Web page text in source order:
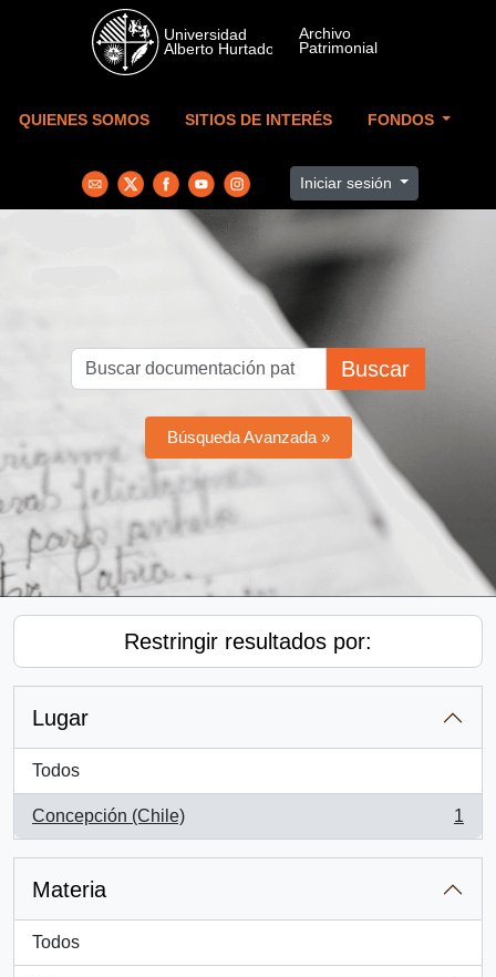
Skip to main content
QUIENES SOMOS SITIOS DE INTERÉS FONDOS
Iniciar sesión
Buscar
Búsqueda Avanzada »
Restringir resultados por:
Lugar
Todos
Concepción (Chile)
, 1 resultados
1
Materia
Todos